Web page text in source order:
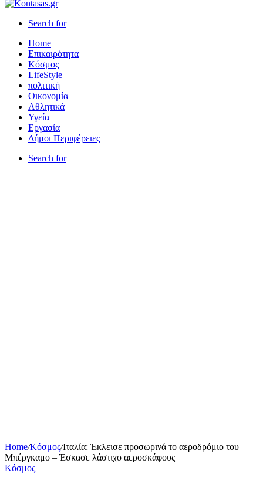
Search for
Home
Επικαιρότητα
Κόσμος
LifeStyle
πολιτική
Οικονομία
Αθλητικά
Υγεία
Εργασία
Δήμοι Περιφέρειες
Search for
Home/Κόσμος/Ιταλία: Έκλεισε προσωρινά το αεροδρόμιο του
Μπέργκαμο – Έσκασε λάστιχο αεροσκάφους
Κόσμος